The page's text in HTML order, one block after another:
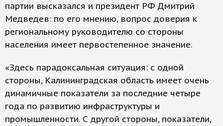
партии высказался и президент РФ Дмитрий
Медведев: по его мнению, вопрос доверия к
региональному руководителю со стороны
населения имеет первостепенное значение.
«Здесь парадоксальная ситуация: с одной
стороны, Калининградская область имеет очень
динамичные показатели за последние четыре
года по развитию инфраструктуры и
промышленности. С другой стороны, показатели,